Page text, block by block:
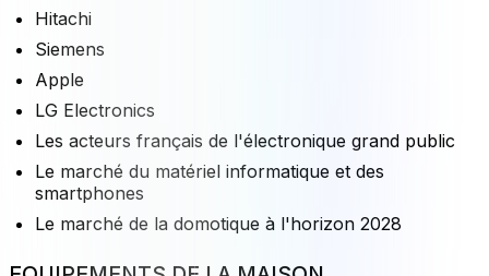
Hitachi
Siemens
Apple
LG Electronics
Les acteurs français de l'électronique grand public
Le marché du matériel informatique et des
smartphones
Le marché de la domotique à l'horizon 2028